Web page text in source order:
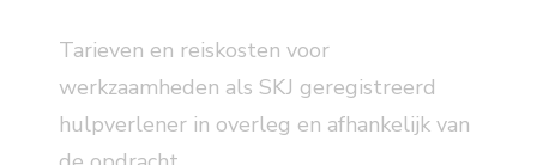
Tarieven en reiskosten voor
werkzaamheden als SKJ geregistreerd
hulpverlener in overleg en afhankelijk van